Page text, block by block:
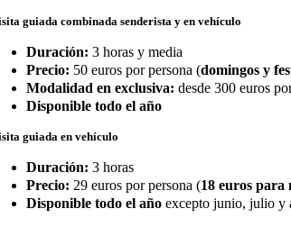
guiada combinada senderista y en vehículo
Duración: 3 horas y media
Precio: 50 euros por persona (domingos y
Modalidad en exclusiva: desde 300 euros
Disponible todo el año
guiada en vehículo
Duración: 3 horas
Precio: 29 euros por persona (18 euros para
Disponible todo el año excepto junio, julio y